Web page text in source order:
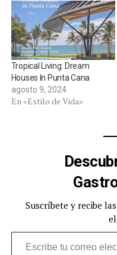
Tropical Living: Dream
Houses In Punta Cana
agosto 9, 2024
En «Estilo de Vida»
Suscríbete y recibe
Escribe tu correo electrónico…